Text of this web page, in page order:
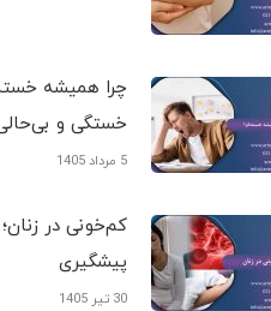
چرا همیشه
خستگی و
5 مرداد 1405
کم‌خونی در
پیشگیری
30 تیر 1405